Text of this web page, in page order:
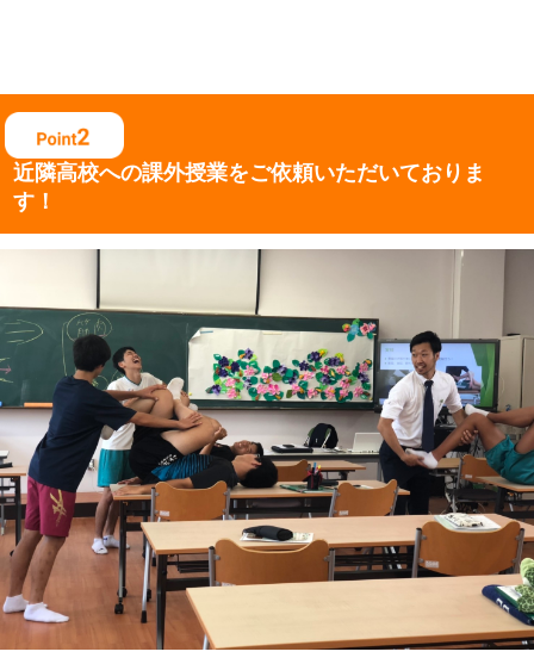
近隣高校への課外授業をご依頼いただいておりま
す！